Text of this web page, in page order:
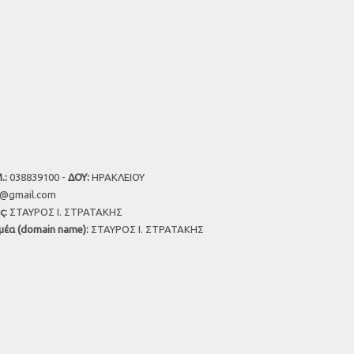
038839100 - ΔΟΥ: ΗΡΑΚΛΕΙΟΥ
ΣΤΑΥΡΟΣ Ι. ΣΤΡΑΤΑΚΗΣ
(domain name): ΣΤΑΥΡΟΣ Ι. ΣΤΡΑΤΑΚΗΣ